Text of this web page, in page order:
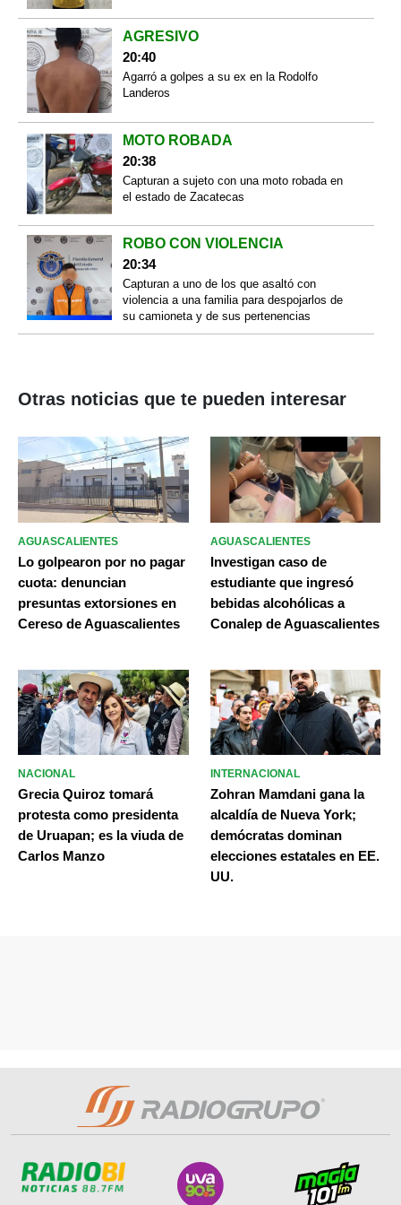
AGRESIVO
20:40
Agarró a golpes a su ex en la Rodolfo
Landeros
MOTO ROBADA
20:38
Capturan a sujeto con una moto robada en
el estado de Zacatecas
ROBO CON VIOLENCIA
20:34
Capturan a uno de los que asaltó con
violencia a una familia para despojarlos de
su camioneta y de sus pertenencias
Otras noticias que te pueden interesar
AGUASCALIENTES
Lo golpearon por no pagar
cuota: denuncian
presuntas extorsiones en
Cereso de Aguascalientes
AGUASCALIENTES
Investigan caso de
estudiante que ingresó
bebidas alcohólicas a
Conalep de Aguascalientes
NACIONAL
Grecia Quiroz tomará
protesta como presidenta
de Uruapan; es la viuda de
Carlos Manzo
INTERNACIONAL
Zohran Mamdani gana la
alcaldía de Nueva York;
demócratas dominan
elecciones estatales en EE.
UU.